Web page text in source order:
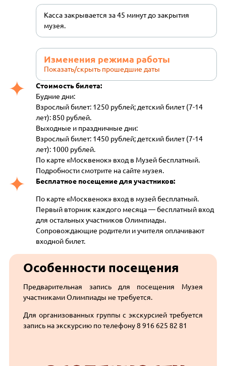
Касса закрывается за 45 минут до закрытия
музея.
Изменения режима работы
Показать/скрыть прошедшие даты
Стоимость билета:
Будние дни:
Взрослый билет: 1250 рублей; детский билет (7-14
лет): 850 рублей.
Выходные и праздничные дни:
Взрослый билет: 1450 рублей; детский билет (7-14
лет): 1000 рублей.
По карте «Москвенок» вход в Музей бесплатный.
Подробности смотрите на сайте музея.
Бесплатное посещение для участников:
По карте «Москвенок» вход в музей бесплатный.
Первый вторник каждого месяца — бесплатный вход
для остальных участников Олимпиады.
Сопровождающие родители и учителя оплачивают
входной билет.
Особенности посещения
Предварительная запись для посещения Музея
участниками Олимпиады не требуется.
Для организованных группы с экскурсией требуется
запись на экскурсию по телефону 8 916 625 82 81